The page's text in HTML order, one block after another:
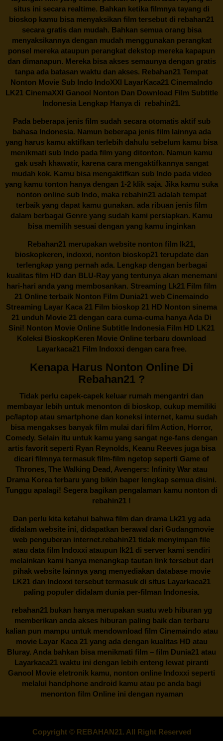
situs ini secara realtime. Bahkan ketika filmnya tayang di
bioskop kamu bisa menyaksikan film tersebut di rebahan21
secara gratis dan mudah. Bahkan semua orang bisa
menyaksikannya dengan mudah menggunakan perangkat
ponsel mereka ataupun perangkat dekstop mereka kapapun
dan dimanapun. Mereka bisa akses semaunya dengan gratis
tanpa ada batasan waktu dan akses. Rebahan21 Tempat
Nonton Movie Sub Indo IndoXXI LayarKaca21 CinemaIndo
LK21 CinemaXXI Ganool Nonton Dan Download Film Subtitle
Indonesia Lengkap Hanya di rebahin21.
Pada beberapa jenis film sudah secara otomatis aktif sub
bahasa Indonesia. Namun beberapa jenis film lainnya ada
yang harus kamu aktifkan terlebih dahulu sebelum kamu bisa
menikmati sub Indo pada film yang ditonton. Namun kamu
gak usah khawatir, karena cara mengaktifkannya sangat
mudah kok. Kamu bisa mengaktifkan sub Indo pada video
yang kamu tonton hanya dengan 1-2 klik saja. Jika kamu suka
nonton online sub Indo, maka rebahin21 adalah tempat
terbaik yang dapat kamu gunakan. ada ribuan jenis film
dalam berbagai Genre yang sudah kami persiapkan. Kamu
bisa memilih sesuai dengan yang kamu inginkan
Rebahan21 merupakan website nonton film lk21,
bioskopkeren, indoxxi, nonton bioskop21 terupdate dan
terlengkap yang pernah ada. Lengkap dengan berbagai
kualitas film HD dan BLU-Ray yang tentunya akan menemani
hari-hari anda yang membosankan. Streaming Lk21 Film film
21 Online terbaik Nonton Film Dunia21 web Cinemaindo
Streaming Layar Kaca 21 Film bioskop 21 HD Nonton sinema
21 unduh Movie 21 dengan cara cuma-cuma hanya Ada Di
Sini! Nonton Movie Online Subtitle Indonesia Film HD LK21
Koleksi BioskopKeren Movie Online terbaru download
Layarkaca21 Film Indoxxi dengan cara free.
Kenapa Harus Nonton Online Di
Rebahan21 ?
Tidak perlu capek-capek keluar rumah mengantri dan
membayar lebih untuk menonton di bioskop, cukup memiliki
pc/laptop atau smartphone dan koneksi internet, kamu sudah
bisa mengakses banyak film mulai dari film Action, Horror,
Comedy. Selain itu untuk kamu yang sangat nge-fans dengan
artis favorit seperti Ryan Reynolds, Keanu Reeves juga bisa
dicari filmnya termasuk film-film ngetop seperti Game of
Thrones, The Walking Dead, Avengers: Infinity War atau
Drama Korea terbaru yang bikin baper lengkap semua disini.
Tunggu apalagi! Segera bagikan pengalaman kamu nonton di
rebahin21 !
Dan perlu kita ketahui bahwa film dan dramaLk21yg ada
didalam website ini, didapatkan berawal dari Gudangmovie
web penguberan internet.rebahin21 tidak menyimpan file
atau data film Indoxxi ataupun lk21 di server kami sendiri
melainkan kami hanya menangkap tautan link tersebut dari
pihak website lainnya yang menyediakan database movie
LK21 dan Indoxxi tersebut termasuk di situs Layarkaca21
paling populer didalam dunia per-filman Indonesia.
rebahan21bukan hanya merupakan suatu web hiburan yg
memberikan anda akses hiburan paling baik dan terbaru
kalian pun mampu untuk mendownload film Cinemaindo atau
movie Layar Kaca 21 yang ada dengan kualitas HD atau
Bluray. Anda bahkan bisa menikmati film – film Dunia21 atau
Layarkaca21 waktu ini dengan lebih enteng lewat piranti
Ganool Movie eletronik kamu, nonton online Indoxxi seperti
melalui handphone android kamu atau pc anda bagi
menonton film Online ini dengan nyaman
Copyright © REBAHAN21. All Right Reserved